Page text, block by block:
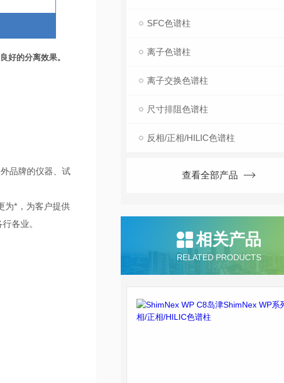
SFC色谱柱
离子色谱柱
离子交换色谱柱
尺寸排阻色谱柱
反相/正相/HILIC色谱柱
查看全部产品
相关产品
RELATED PRODUCTS
好的分离效果。
品牌的仪器、试
为*，为客户提供
各业。